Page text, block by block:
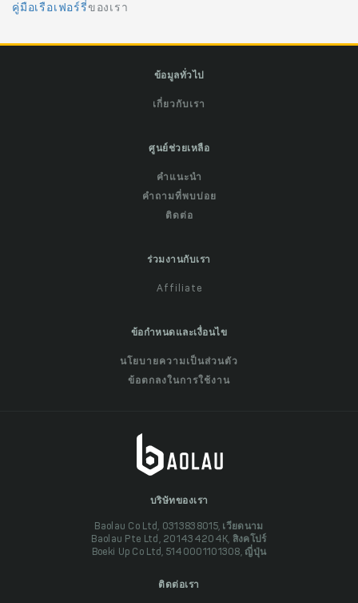
คู่มือเรือเฟอร์รี่่ของเรา
ข้อมูลทั่วไป
เกี่ยวกับเรา
ศูนย์ช่วยเหลือ
คำแนะนำ
คำถามที่พบบ่อย
ติดต่อ
ร่วมงานกับเรา
Affiliate
ข้อกำหนดและเงื่อนไข
นโยบายความเป็นส่วนตัว
ข้อตกลงในการใช้งาน
บริษัทของเรา
Baolau Co Ltd, 0313838015, เวียดนาม
Baolau Pte Ltd, 201434204K, สิงคโปร์
Boeki Up Co Ltd, 5140001101308, ญี่ปุ่น
ติดต่อเรา